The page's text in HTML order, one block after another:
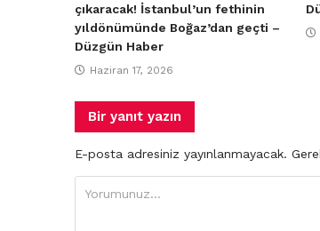
çıkaracak! İstanbul’un fethinin
yıldönümünde Boğaz’dan geçti –
Düzgün Haber
Haziran 17, 2026
Bir yanıt yazın
E-posta adresiniz yayınlanmayacak.